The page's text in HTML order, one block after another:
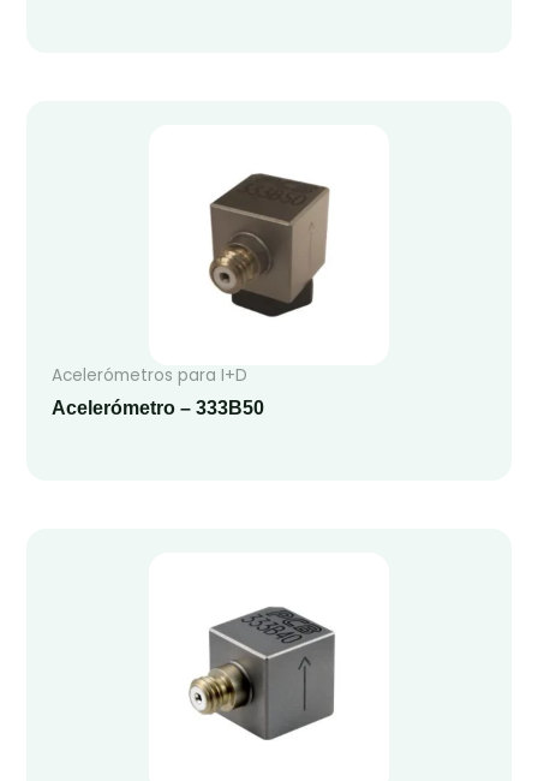
Acelerómetros para I+D
Acelerómetro – 333B50